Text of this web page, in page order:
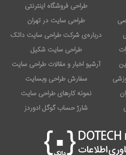
طراحی فروشگاه اینترنتی
طراحی سایت در تهران
درباره‌ی شرکت طراحی سایت داتک
طراحی سایت شکیل
آرشیو اخبار و مقالات طراحی سایت
سفارش طراحی وبسایت
نمونه کارهای طراحی سایت
شارژ حساب گوگل ادوردز